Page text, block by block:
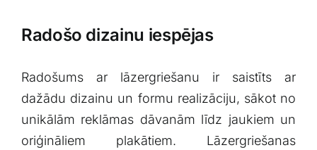
Radošo dizainu iespējas
Radošums ar lāzergriešanu ir saistīts ar
dažādu dizainu un ⁤formu realizāciju, sākot ⁣no
unikālām reklāmas dāvanām līdz jaukiem ​un
oriģināliem plakātiem. Lāzergriešanas